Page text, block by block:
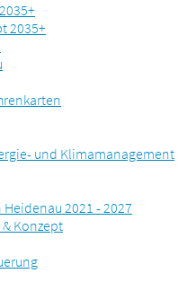
2035+
und Klimamanagement
Heidenau 2021 - 2027
Konzept